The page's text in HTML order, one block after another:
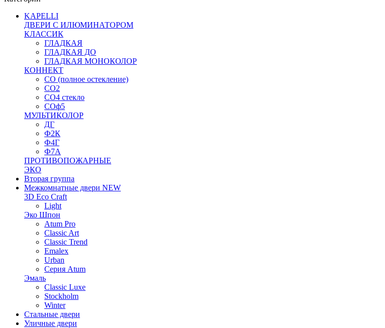
KAPELLI
ДВЕРИ С ИЛЮМИНАТОРОМ
КЛАССИК
ГЛАДКАЯ
ГЛАДКАЯ ДО
ГЛАДКАЯ МОНОКОЛОР
КОННЕКТ
СО (полное остекление)
СО2
СО4 стекло
СОф5
МУЛЬТИКОЛОР
ДГ
Ф2К
Ф4Г
Ф7А
ПРОТИВОПОЖАРНЫЕ
ЭКО
Вторая группа
Межкомнатные двери NEW
3D Eco Craft
Light
Эко Шпон
Atum Pro
Classic Art
Classic Trend
Emalex
Urban
Серия Atum
Эмаль
Classic Luxe
Stockholm
Winter
Стальные двери
Уличные двери